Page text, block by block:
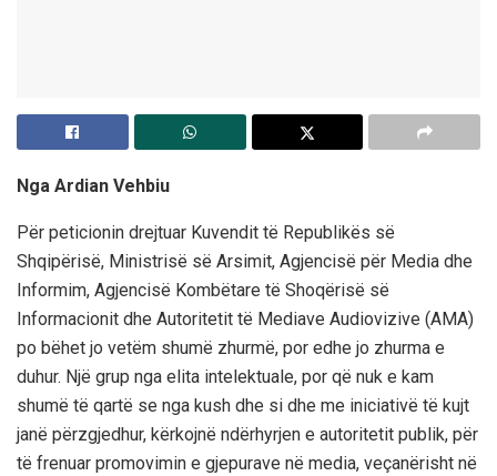
Nga Ardian Vehbiu
Për peticionin drejtuar Kuvendit të Republikës së
Shqipërisë, Ministrisë së Arsimit, Agjencisë për Media dhe
Informim, Agjencisë Kombëtare të Shoqërisë së
Informacionit dhe Autoritetit të Mediave Audiovizive (AMA)
po bëhet jo vetëm shumë zhurmë, por edhe jo zhurma e
duhur. Një grup nga elita intelektuale, por që nuk e kam
shumë të qartë se nga kush dhe si dhe me iniciativë të kujt
janë përzgjedhur, kërkojnë ndërhyrjen e autoritetit publik, për
të frenuar promovimin e gjepurave në media, veçanërisht në